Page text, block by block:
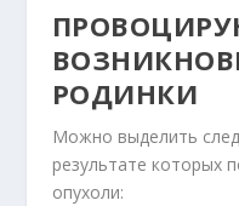
РОДИНКИ
Можно выделить
результате которых
опухоли: